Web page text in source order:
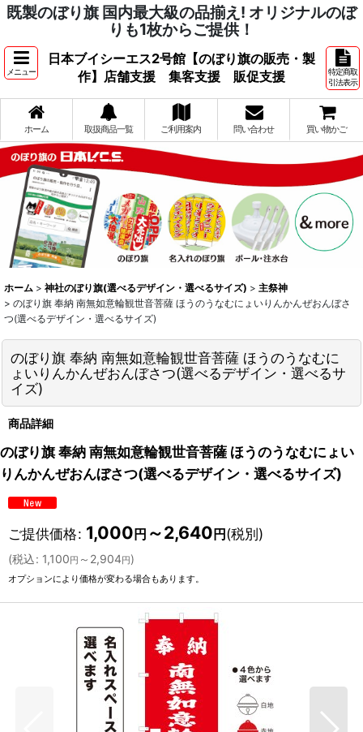
既製のぼり旗 国内最大級の品揃え! オリジナルのぼ
りも1枚からご提供！
メニュー
日本ブイシーエス2号館【のぼり旗の販売・製
作】店舗支援 集客支援 販促支援
特定商取
引法表示
ホーム 取扱商品一覧 ご利用案内 問い合わせ 買い物かご
ホーム > 神社のぼり旗(選べるデザイン・選べるサイズ) > 主祭神
> のぼり旗 奉納 南無如意輪観世音菩薩 ほうのうなむにょいりんかんぜおんぼさ
つ(選べるデザイン・選べるサイズ)
のぼり旗 奉納 南無如意輪観世音菩薩 ほうのうなむに
ょいりんかんぜおんぼさつ(選べるデザイン・選べるサ
イズ)
商品詳細
のぼり旗 奉納 南無如意輪観世音菩薩 ほうのうなむにょい
りんかんぜおんぼさつ(選べるデザイン・選べるサイズ)
ご提供価格: 1,000 円 ～2,640 円 (税別)
(税込: 1,100 円 ～2,904円 )
オプションにより価格が変わる場合もあります。